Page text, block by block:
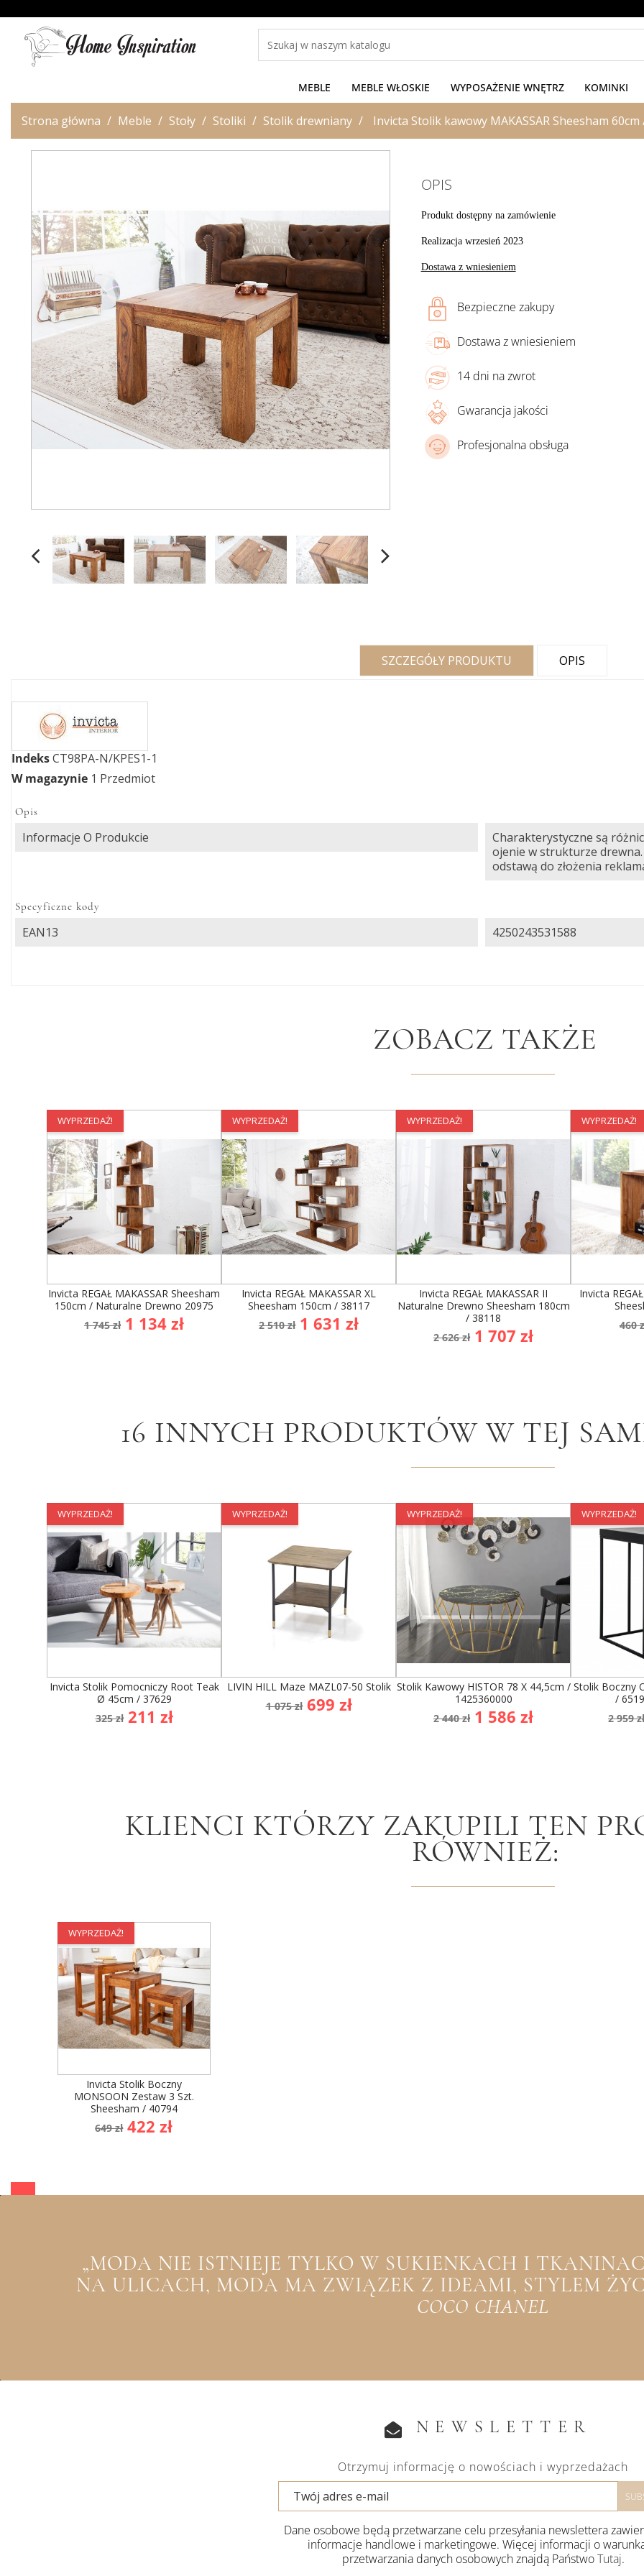
MEBLE MEBLE WŁOSKIE WYPOSAŻENIE WNĘTRZ KOMINKI
Strona główna Meble Stoły Stoliki Stolik drewniany Invicta Stolik kawowy MAKASSAR Sheesham 60cm
OPIS
Produkt dostępny na zamówienie
Realizacja wrzesień 2023
Dostawa z wniesieniem
Bezpieczne zakupy
Dostawa z wniesieniem
14 dni na zwrot
Gwarancja jakości
Profesjonalna obsługa
SZCZEGÓŁY PRODUKTU OPIS
IndeksCT98PA-N/KPES1-1
W magazynie 1 Przedmiot
Opis
Informacje O Produkcie
Charakterystyczne są
ojenie w strukturze
odstawą do złożenia
Specyficzne kody
EAN13 4250243531588
ZOBACZ TAKŻE
WYPRZEDAŻ!
Invicta REGAŁ MAKASSAR Sheesham
150cm / Naturalne Drewno 20975
Cena
podstawowa
1 745 zł Cena
1 134 zł
WYPRZEDAŻ!
Invicta REGAŁ MAKASSAR XL
Sheesham 150cm / 38117
Cena
podstawowa
2 510 zł Cena
1 631 zł
WYPRZEDAŻ!
Invicta REGAŁ MAKASSAR II
Naturalne Drewno Sheesham 180cm
/ 38118
Cena
podstawowa
2 626 zł Cena
1 707 zł
WYPRZEDAŻ!
Invicta
460
16 INNYCH PRODUKTÓW W TEJ
WYPRZEDAŻ!
Invicta Stolik Pomocniczy Root Teak
Ø 45cm / 37629
Cena
podstawowa
325 zł Cena
211 zł
WYPRZEDAŻ!
LIVIN HILL Maze MAZL07-50 Stolik
Cena
podstawowa
1 075 zł Cena
699 zł
WYPRZEDAŻ!
Stolik Kawowy HISTOR 78 X 44,5cm /
1425360000
Cena
podstawowa
2 440 zł Cena
1 586 zł
WYPRZEDAŻ!
Stolik Boczny
/
2 959 zł
KLIENCI KTÓRZY ZAKUPILI TEN
RÓWNIEŻ:
WYPRZEDAŻ!
Invicta Stolik Boczny
MONSOON Zestaw 3 Szt.
Sheesham / 40794
Cena
podstawowa
649 zł Cena
422 zł
„MODA NIE ISTNIEJE TYLKO W SUKIENKACH I
NA ULICACH, MODA MA ZWIĄZEK Z IDEAMI, STYLEM
COCO CHANEL
NEWSLETTER
Otrzymuj informację o nowościach i wyprzedażach
Dane osobowe będą przetwarzane celu przesyłania newslettera
informacje handlowe i marketingowe. Więcej informacji o
przetwarzania danych osobowych znajdą PaństwoTutaj.